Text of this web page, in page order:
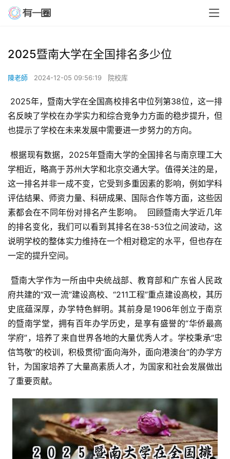
2025暨南大学在全国排名多少位
陳老師 2024-12-05 09:56:19 院校库
名反映了学校在办学实力和综合竞争力方面的稳步提升，但
也提示了学校在未来发展中需要进一步努力的方向。
根据现有数据，2025年暨南大学的全国排名与南京理工大
学相近，略高于苏州大学和北京交通大学。值得关注的是，
这一排名并非一成不变，它受到多重因素的影响，例如学科
评估结果、师资力量、科研成果、国际合作等方面，这些因
素都会在不同年份对排名产生影响。  回顾暨南大学近几年
的排名变化，我们可以看到其排名在38-53位之间波动，这
说明学校的整体实力维持在一个相对稳定的水平，但也存在
一定的提升空间。
府共建的“双一流”建设高校、“211工程”重点建设高校，其历
史底蕴深厚，办学特色鲜明。其前身是1906年创立于南京
的暨南学堂，拥有百年办学历史，是享有盛誉的“华侨最高
学府”，培养了来自世界各地的大量优秀人才。学校秉承“忠
信笃敬”的校训，积极贯彻“面向海外，面向港澳台”的办学方
针，为国家培养了大量高素质人才，为国家和社会发展做出
了重要贡献。